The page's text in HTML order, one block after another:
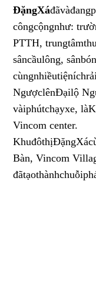
ĐặngXáđãvàđang
côngcộngnhư:
PTTH,trungtâm
sâncầulông,sân
cùngnhiềutiệních
NgượclênĐạilộ
vàiphútchạyxe,là
Vincom center.
KhuđôthịĐặngXá
Bàn,Vincom
đãtạothànhchuỗi